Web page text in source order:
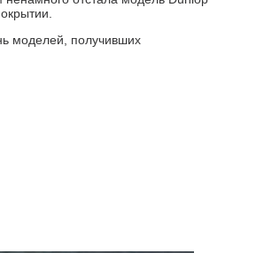
моделей, получивших